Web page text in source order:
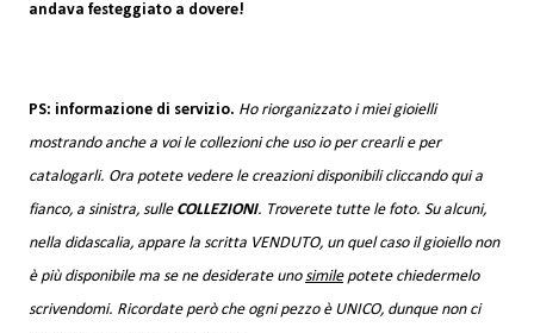
andava festeggiato a dovere!
PS: informazione di servizio. Ho riorganizzato i miei gioielli
mostrando anche a voi le collezioni che uso io per crearli e per
catalogarli. Ora potete vedere le creazioni disponibili cliccando qui a
fianco, a sinistra, sulle COLLEZIONI. Troverete tutte le foto. Su alcuni,
nella didascalia, appare la scritta VENDUTO, un quel caso il gioiello non
è più disponibile ma se ne desiderate unosimilepotete chiedermelo
scrivendomi. Ricordate però che ogni pezzo è UNICO, dunque non ci